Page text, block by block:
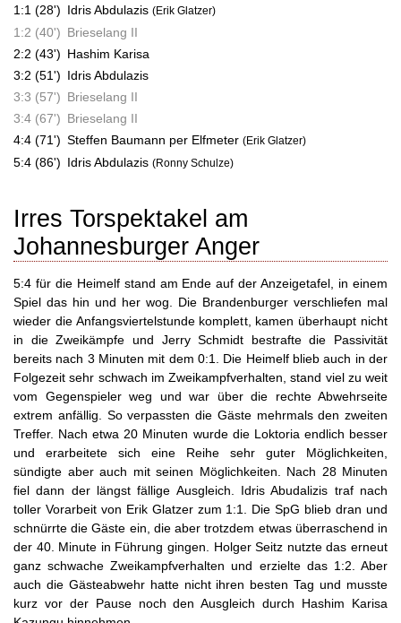
1:1 (28') Idris Abdulazis (Erik Glatzer)
1:2 (40') Brieselang II
2:2 (43') Hashim Karisa
3:2 (51') Idris Abdulazis
3:3 (57') Brieselang II
3:4 (67') Brieselang II
4:4 (71') Steffen Baumann per Elfmeter (Erik Glatzer)
5:4 (86') Idris Abdulazis (Ronny Schulze)
Irres Torspektakel am
Johannesburger Anger
5:4 für die Heimelf stand am Ende auf der Anzeigetafel, in einem
Spiel das hin und her wog. Die Brandenburger verschliefen mal
wieder die Anfangsviertelstunde komplett, kamen überhaupt nicht
in die Zweikämpfe und Jerry Schmidt bestrafte die Passivität
bereits nach 3 Minuten mit dem 0:1. Die Heimelf blieb auch in der
Folgezeit sehr schwach im Zweikampfverhalten, stand viel zu weit
vom Gegenspieler weg und war über die rechte Abwehrseite
extrem anfällig. So verpassten die Gäste mehrmals den zweiten
Treffer. Nach etwa 20 Minuten wurde die Loktoria endlich besser
und erarbeitete sich eine Reihe sehr guter Möglichkeiten,
sündigte aber auch mit seinen Möglichkeiten. Nach 28 Minuten
fiel dann der längst fällige Ausgleich. Idris Abudalizis traf nach
toller Vorarbeit von Erik Glatzer zum 1:1. Die SpG blieb dran und
schnürrte die Gäste ein, die aber trotzdem etwas überraschend in
der 40. Minute in Führung gingen. Holger Seitz nutzte das erneut
ganz schwache Zweikampfverhalten und erzielte das 1:2. Aber
auch die Gästeabwehr hatte nicht ihren besten Tag und musste
kurz vor der Pause noch den Ausgleich durch Hashim Karisa